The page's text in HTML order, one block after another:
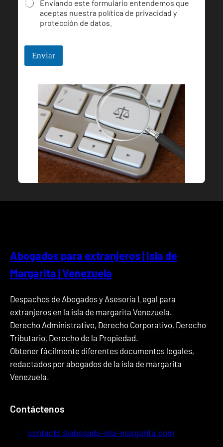
n
p
Enviando este formulario entendemos que
aceptas nuestra política de privacidad y
protección de datos.
Enviar
Abogados para extranjeros | Isla de
Margarita | Venezuela
Despachos de Abogados y Asesoría Legal para
extranjeros en la isla de margarita Venezuela.
Derecho Administrativo, Derecho Corporativo, Derecho
Tributario, Derecho de la Propiedad.
Obtener fácilmente diferentes documentos legales,
redactados por abogados de la isla de margarita
Venezuela.
Contáctenos
contacto @abogado-isla-margarita.com